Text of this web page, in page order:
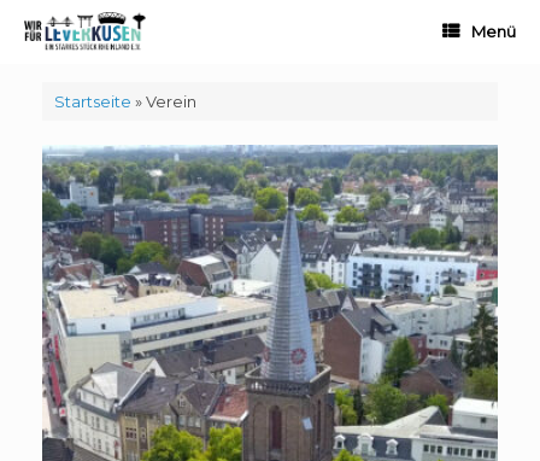
Inhalt
springen
Menü
Startseite »Verein